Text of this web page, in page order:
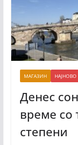
МАГАЗИН НАЈНОВО
Денес
време со
степени